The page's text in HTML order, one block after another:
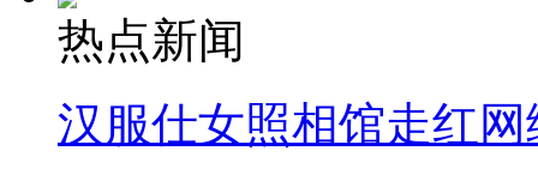
热点新闻
汉服仕女照相馆走红网